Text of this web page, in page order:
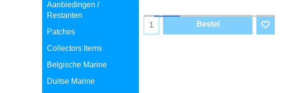
Aanbiedingen /
Restanten
Patches
Collectors Items
Belgische Marine
Duitse Marine
Bestel